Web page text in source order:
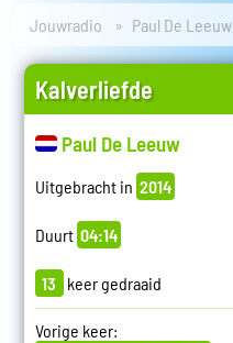
Jouwradio Paul De Leeuw
Kalverliefde
Paul De Leeuw
Uitgebracht in 2014
Duurt 04:14
13 keer gedraaid
Vorige keer: